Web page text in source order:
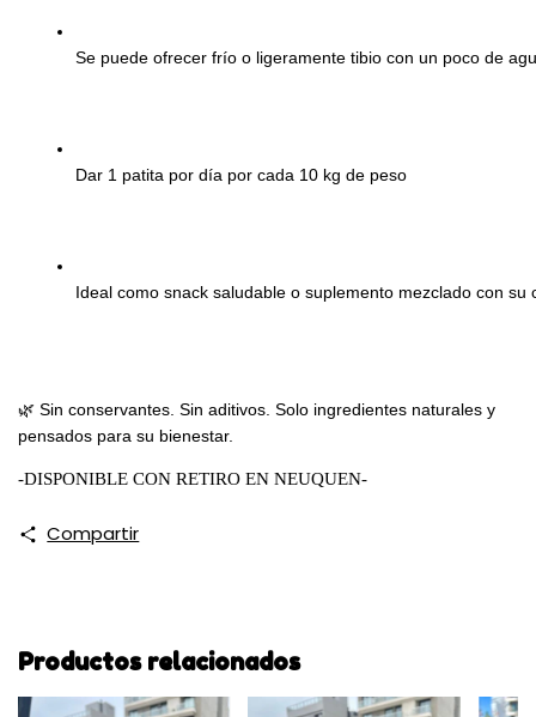
Se puede ofrecer frío o ligeramente tibio con un poco de
Dar 1 patita por día por cada 10 kg de peso
Ideal como snack saludable o suplemento mezclado con su
🌿 Sin conservantes. Sin aditivos. Solo ingredientes naturales y
pensados para su bienestar.
-DISPONIBLE CON RETIRO EN NEUQUEN-
Compartir
Productos relacionados